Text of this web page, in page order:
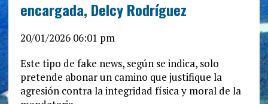
encargada, Delcy Rodríguez
20/01/2026 06:01 pm
Este tipo de fake news, según se indica, solo
pretende abonar un camino que justifique la
agresión contra la integridad física y moral de la